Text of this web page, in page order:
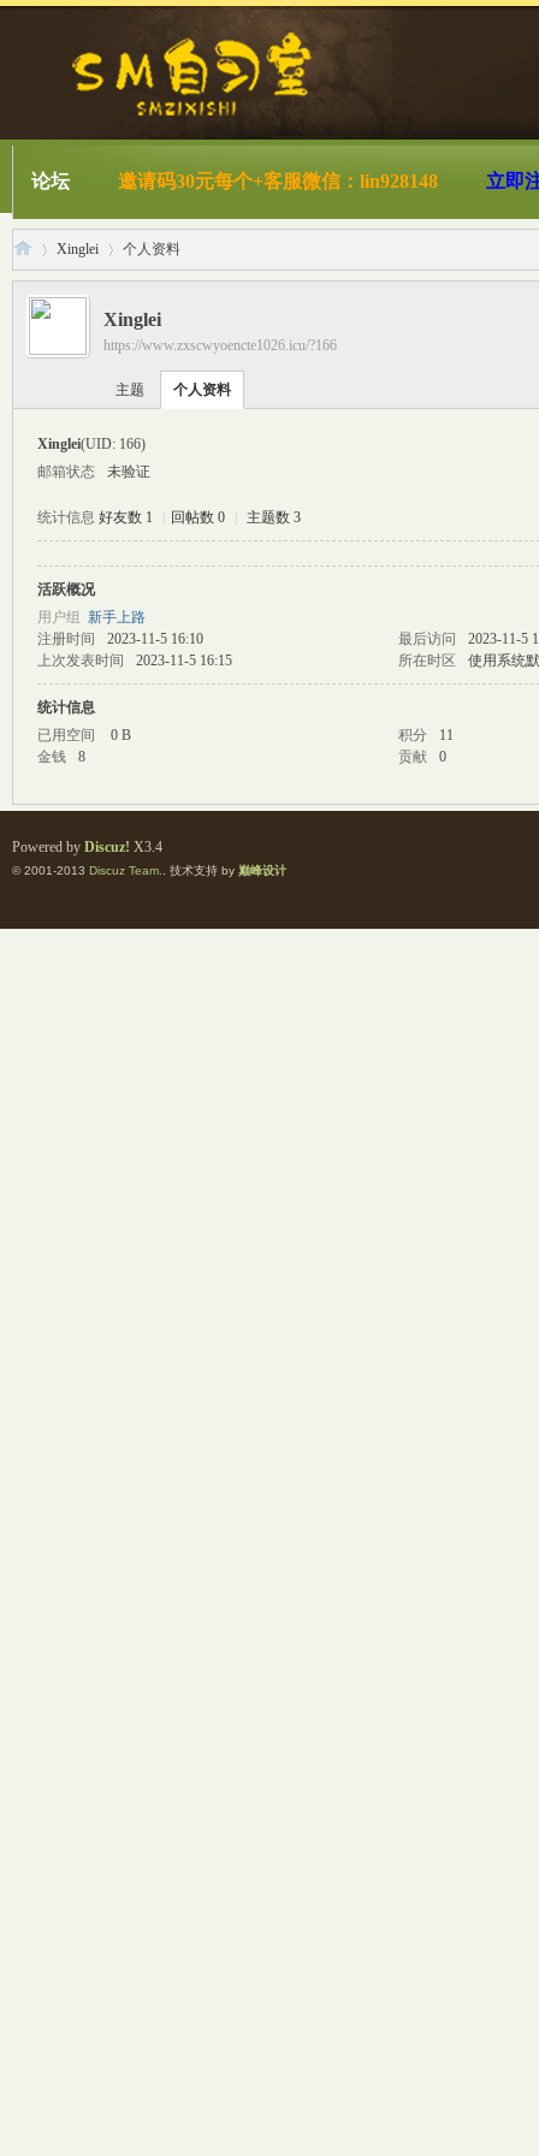
论坛 邀请码30元每个+客服微信：lin928148 立即
›
Xinglei 个人资料
Xinglei
https://www.zxscwyoencte1026.icu/?166
主题 个人资料
Xinglei(UID: 166)
邮箱状态
未验证
统计信息 好友数 1 回帖数 0 主题数 3
活跃概况
用户组 新手上路
注册时间
2023-11-5 16:10 最后访问
2023-11-5
上次发表时间
2023-11-5 16:15 所在时区 使用系统
统计信息
已用空间
0 B 积分
11
金钱
8 贡献 0
Powered by Discuz! X3.4
© 2001-2013 Discuz Team. . 技术支持 by 巅峰设计